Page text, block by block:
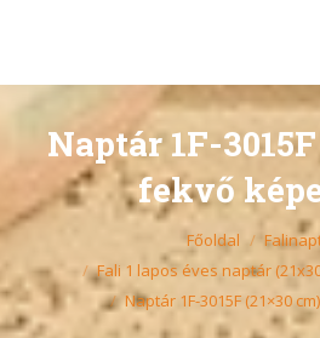
Naptár 1F-
fekvő
You are here: Főoldal
Fali 1 lapos éves naptár
Naptár 1F-3015F (21×30